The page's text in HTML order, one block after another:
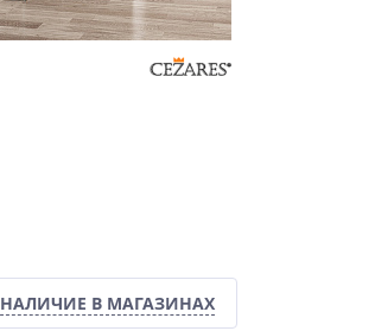
НАЛИЧИЕ В МАГАЗИНАХ